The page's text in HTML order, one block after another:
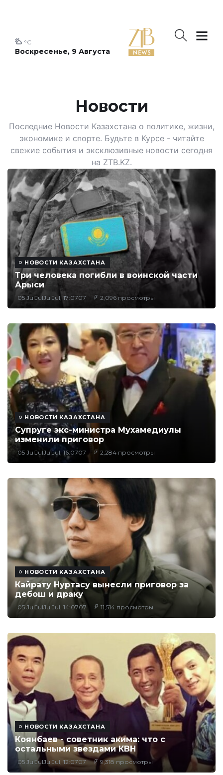
Воскресенье, 9 Августа
°C
Новости
Последние Новости Казахстана о политике, жизни,
экономике и спорте. Будьте в Курсе - читайте
свежие события и эксклюзивные новости сегодня
на ZTB.KZ.
НОВОСТИ КАЗАХСТАНА
Три человека погибли в воинской части
Арыси
05 JulJulJulJul, 17:0707 2,096 просмотры
НОВОСТИ КАЗАХСТАНА
Супруге экс-министра Мухамедиулы
изменили приговор
05 JulJulJulJul, 16:0707 2,284 просмотры
НОВОСТИ КАЗАХСТАНА
Кайрату Нуртасу вынесли приговор за
дебош и драку
05 JulJulJulJul, 14:0707 11,514 просмотры
НОВОСТИ КАЗАХСТАНА
Коянбаев - советник акима: что с
остальными звездами КВН
05 JulJulJulJul, 12:0707 9,318 просмотры